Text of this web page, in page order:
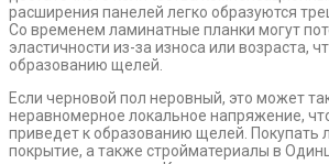
расширения панелей легко образуются
Со временем ламинатные планки могут
эластичности из-за износа или возраста,
образованию щелей.
Если черновой пол неровный, это может
неравномерное локальное напряжение,
приведет к образованию щелей. Покупать
покрытие, а также стройматериалы в